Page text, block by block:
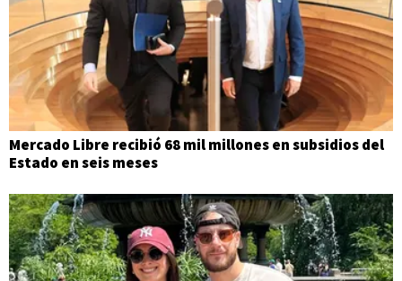
Mercado Libre recibió 68 mil millones en subsidios del
Estado en seis meses